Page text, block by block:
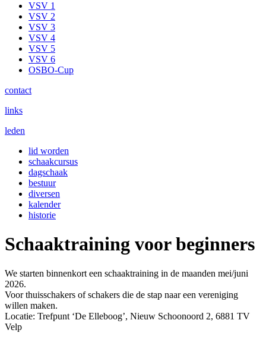
VSV 1
VSV 2
VSV 3
VSV 4
VSV 5
VSV 6
OSBO-Cup
contact
links
leden
lid worden
schaakcursus
dagschaak
bestuur
diversen
kalender
historie
Schaaktraining voor beginners
We starten binnenkort een schaaktraining in de maanden mei/juni
2026.
Voor thuisschakers of schakers die de stap naar een vereniging
willen maken.
Locatie: Trefpunt ‘De Elleboog’, Nieuw Schoonoord 2, 6881 TV
Velp